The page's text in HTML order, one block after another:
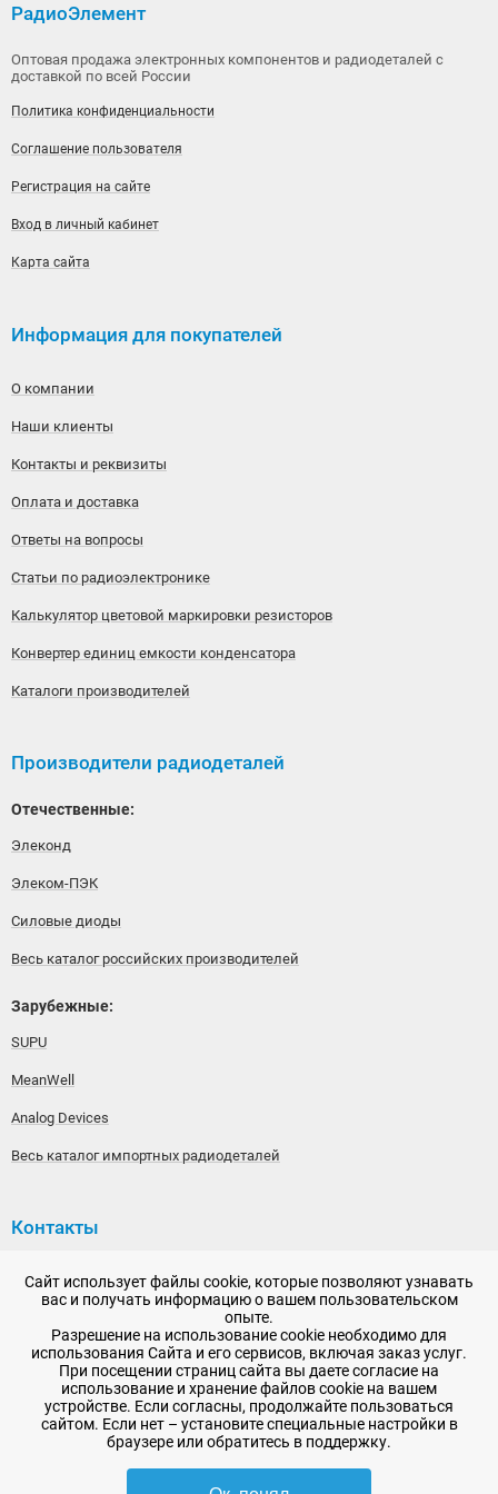
РадиоЭлемент
Оптовая продажа электронных компонентов и радиодеталей с
доставкой по всей России
Политика конфиденциальности
Соглашение пользователя
Регистрация на сайте
Вход в личный кабинет
Карта сайта
Информация для покупателей
О компании
Наши клиенты
Контакты и реквизиты
Оплата и доставка
Ответы на вопросы
Статьи по радиоэлектронике
Калькулятор цветовой маркировки резисторов
Конвертер единиц емкости конденсатора
Каталоги производителей
Производители радиодеталей
Отечественные:
Элеконд
Элеком-ПЭК
Силовые диоды
Весь каталог российских производителей
Зарубежные:
SUPU
MeanWell
Analog Devices
Весь каталог импортных радиодеталей
Контакты
192148, г. Санкт-Петербург, Железнодорожный проспект,
дом 36
+7 (812) 565-06-52
Время работы: пн-пт, 10:00 - 18:00
E-mail:sale@radioelementy.ru
Сайт использует файлы cookie, которые позволяют узнавать
вас и получать информацию о вашем пользовательском
опыте.
Разрешение на использование cookie необходимо для
использования Сайта и его сервисов, включая заказ услуг.
При посещении страниц сайта вы даете согласие на
использование и хранение файлов cookie на вашем
устройстве. Если согласны, продолжайте пользоваться
сайтом. Если нет – установите специальные настройки в
браузере или обратитесь в поддержку.